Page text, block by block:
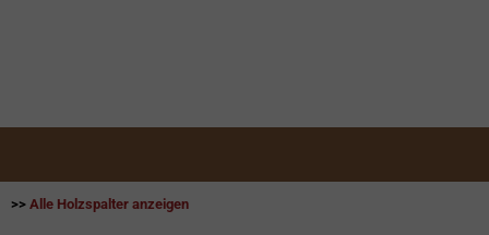
>> Alle Holzspalter anzeigen